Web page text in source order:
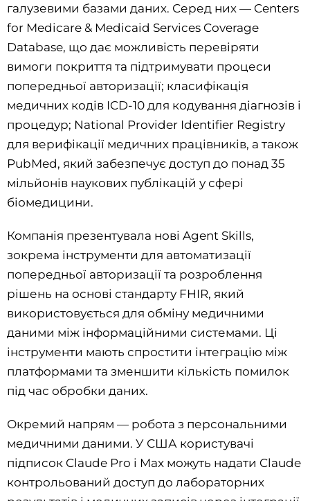
галузевими базами даних. Серед них — Centers
for Medicare & Medicaid Services Coverage
Database, що дає можливість перевіряти
вимоги покриття та підтримувати процеси
попередньої авторизації; класифікація
медичних кодів ICD-10 для кодування діагнозів і
процедур; National Provider Identifier Registry
для верифікації медичних працівників, а також
PubMed, який забезпечує доступ до понад 35
мільйонів наукових публікацій у сфері
біомедицини.
Компанія презентувала нові Agent Skills,
зокрема інструменти для автоматизації
попередньої авторизації та розроблення
рішень на основі стандарту FHIR, який
використовується для обміну медичними
даними між інформаційними системами. Ці
інструменти мають спростити інтеграцію між
платформами та зменшити кількість помилок
під час обробки даних.
Окремий напрям — робота з персональними
медичними даними. У США користувачі
підписок Claude Pro і Max можуть надати Claude
контрольований доступ до лабораторних